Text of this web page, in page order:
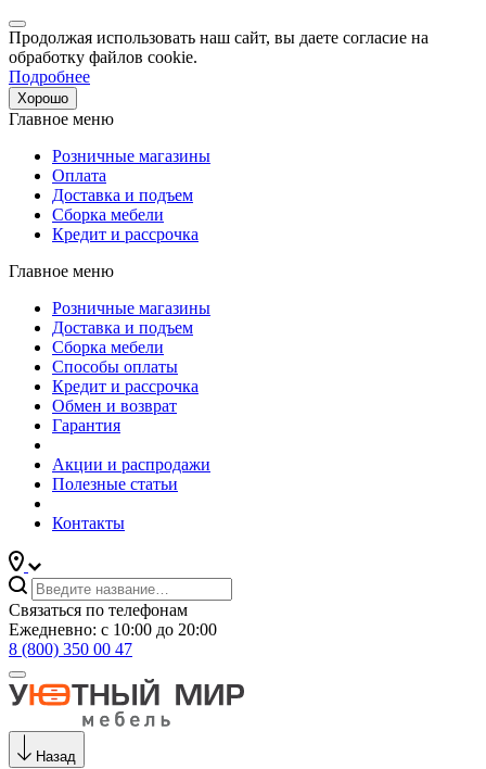
Продолжая использовать наш сайт, вы даете согласие на
обработку файлов cookie.
Подробнее
Хорошо
Главное меню
Розничные магазины
Оплата
Доставка и подъем
Сборка мебели
Кредит и рассрочка
Главное меню
Розничные магазины
Доставка и подъем
Сборка мебели
Способы оплаты
Кредит и рассрочка
Обмен и возврат
Гарантия
Акции и распродажи
Полезные статьи
Контакты
Связаться по телефонам
Ежедневно: с 10:00 до 20:00
8 (800) 350 00 47
Назад